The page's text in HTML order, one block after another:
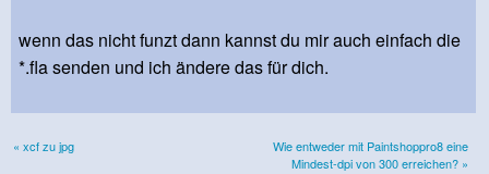
wenn das nicht funzt dann kannst du mir auch einfach die
*.fla senden und ich ändere das für dich.
« xcf zu jpg
Wie entweder mit Paintshoppro8 eine
Mindest-dpi von 300 erreichen? »